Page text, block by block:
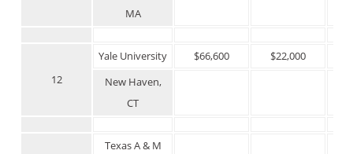
MA
12
Yale University $66,600 $22,000
New Haven,
CT
Texas A & M